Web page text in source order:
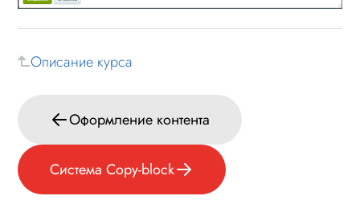
Описание курса
Оформление контента
Система Copy-block